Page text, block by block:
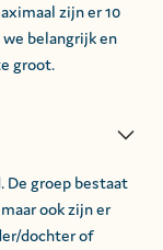
zijn er 10
belangrijk en
groot.
De groep bestaat
maar ook zijn er
dochter of